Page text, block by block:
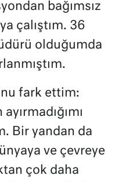
bağımsız
çalıştım. 36
olduğumda
fark ettim:
Bir yandan da
ve çevreye
çok daha